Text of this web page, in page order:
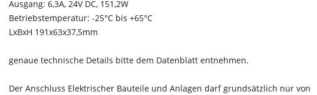
Ausgang: 6,3A, 24V DC, 151,2W
Betriebstemperatur: -25°C bis +65°C
LxBxH 191x63x37,5mm
genaue technische Details bitte dem Datenblatt entnehmen.
Der Anschluss Elektrischer Bauteile und Anlagen darf grundsätzlich nur von